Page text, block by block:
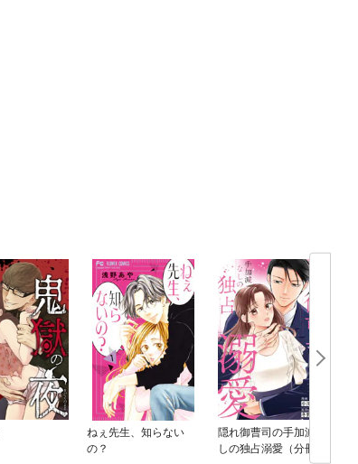
ねぇ先生、知らない
の？
隠れ御曹司の手加減な
しの独占溺愛（分冊